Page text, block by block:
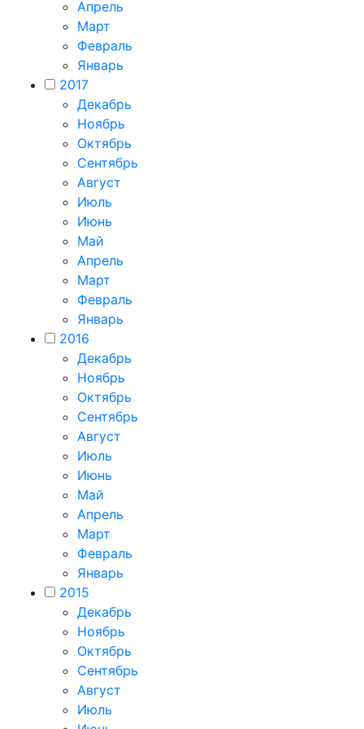
Апрель
Март
Февраль
Январь
2017
Декабрь
Ноябрь
Октябрь
Сентябрь
Август
Июль
Июнь
Май
Апрель
Март
Февраль
Январь
2016
Декабрь
Ноябрь
Октябрь
Сентябрь
Август
Июль
Июнь
Май
Апрель
Март
Февраль
Январь
2015
Декабрь
Ноябрь
Октябрь
Сентябрь
Август
Июль